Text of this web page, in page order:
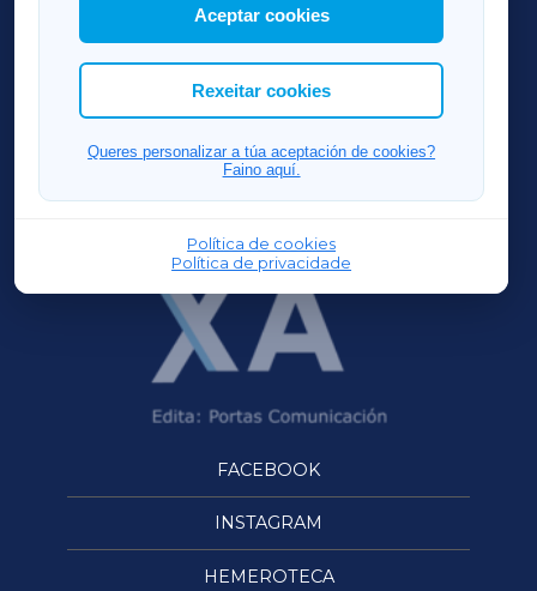
Así mesmo, podes personalizar a elección das
cookies que desexas permitir.
Aceptar cookies
Rexeitar cookies
Queres personalizar a túa aceptación de cookies?
Faino aquí.
Política de cookies
Política de privacidade
RIBEIRASACRAXA
ACORUÑAXA
FERROLXA
OURENSEXA
FACEBOOK
INSTAGRAM
HEMEROTECA